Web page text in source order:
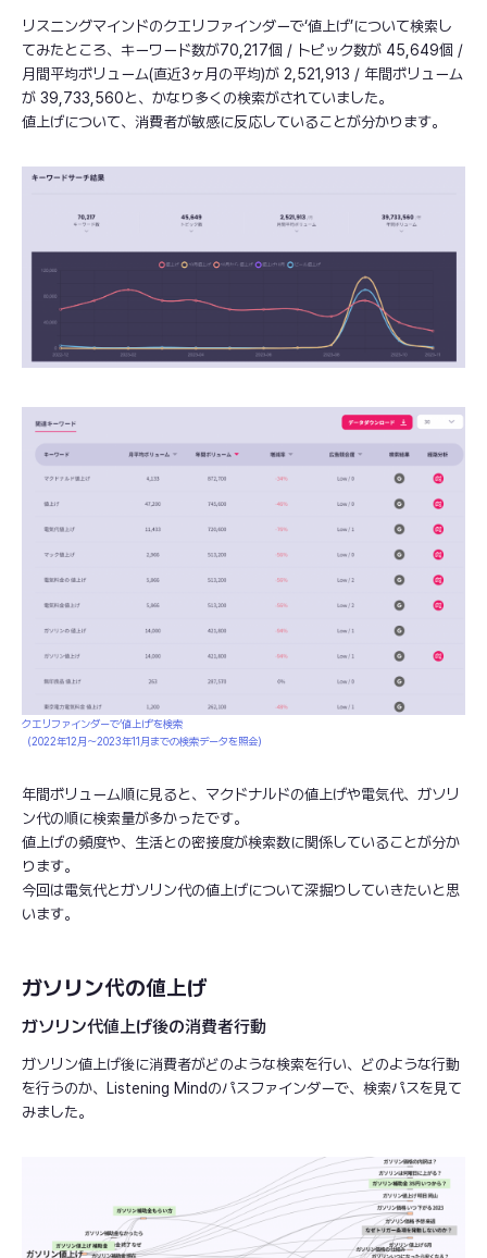
リスニングマインドのクエリファインダーで‘値上げ’について検索し
てみたところ、キーワード数が70,217個 / トピック数が 45,649個 /
月間平均ボリューム(直近3ヶ月の平均)が 2,521,913 / 年間ボリューム
が 39,733,560と、かなり多くの検索がされていました。
値上げについて、消費者が敏感に反応していることが分かります。
クエリファインダーで‘値上げ’を検索
（2022年12月～2023年11月までの検索データを照会）
年間ボリューム順に見ると、マクドナルドの値上げや電気代、ガソリ
ン代の順に検索量が多かったです。
値上げの頻度や、生活との密接度が検索数に関係していることが分か
ります。
今回は電気代とガソリン代の値上げについて深掘りしていきたいと思
います。
ガソリン代の値上げ
ガソリン代値上げ後の消費者行動
ガソリン値上げ後に消費者がどのような検索を行い、どのような行動
を行うのか、Listening Mindのパスファインダーで、検索パスを見て
みました。